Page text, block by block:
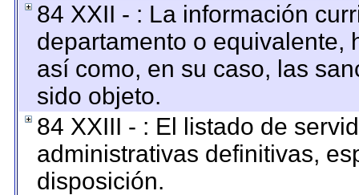
84 XXII - : La información
departamento o equivalente,
así como, en su caso, las
sido objeto.
84 XXIII - : El listado de
administrativas definitivas,
disposición.